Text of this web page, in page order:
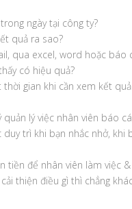
ngày tại công ty?
quả ra sao?
qua excel, word hoặc báo
có hiệu quả?
gian khi cần xem kết
lý việc nhân viên báo
trì khi bạn nhắc nhở, khi
tiền để nhân viên làm việc
thiện điều gì thì chẳng